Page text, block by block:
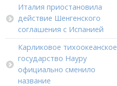
Италия приостановила
действие Шенгенского
соглашения с Испанией
Карликовое тихоокеанское
государство Науру
официально сменило
название